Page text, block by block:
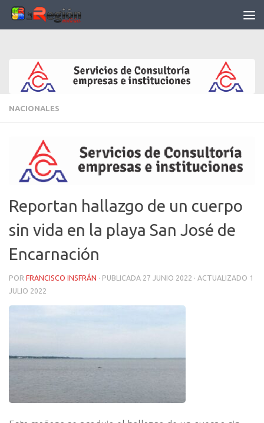
Saltar al contenido
NACIONALES
Reportan hallazgo de un cuerpo
sin vida en la playa San José de
Encarnación
POR FRANCISCO INSFRÁN · PUBLICADA 27 JUNIO 2022 · ACTUALIZADO 1
JULIO 2022